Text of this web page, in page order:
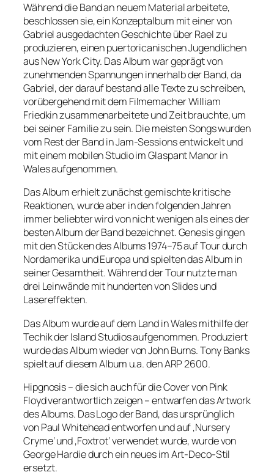
Während die Band an neuem Material arbeitete,
beschlossen sie, ein Konzeptalbum mit einer von
Gabriel ausgedachten Geschichte über Rael zu
produzieren, einen puertoricanischen Jugendlichen
aus New York City. Das Album war geprägt von
zunehmenden Spannungen innerhalb der Band, da
Gabriel, der darauf bestand alle Texte zu schreiben,
vorübergehend mit dem Filmemacher William
Friedkin zusammenarbeitete und Zeit brauchte, um
bei seiner Familie zu sein. Die meisten Songs wurden
vom Rest der Band in Jam-Sessions entwickelt und
mit einem mobilen Studio im Glaspant Manor in
Wales aufgenommen.
Das Album erhielt zunächst gemischte kritische
Reaktionen, wurde aber in den folgenden Jahren
immer beliebter wird von nicht wenigen als eines der
besten Album der Band bezeichnet. Genesis gingen
mit den Stücken des Albums 1974–75 auf Tour durch
Nordamerika und Europa und spielten das Album in
seiner Gesamtheit. Während der Tour nutzte man
drei Leinwände mit hunderten von Slides und
Lasereffekten.
Das Album wurde auf dem Land in Wales mithilfe der
Techik der Island Studios aufgenommen. Produziert
wurde das Album wieder von John Burns. Tony Banks
spielt auf diesem Album u.a. den ARP 2600.
Hipgnosis – die sich auch für die Cover von Pink
Floyd verantwortlich zeigen – entwarfen das Artwork
des Albums. Das Logo der Band, das ursprünglich
von Paul Whitehead entworfen und auf ‚Nursery
Cryme‘ und ‚Foxtrot‘ verwendet wurde, wurde von
George Hardie durch ein neues im Art-Deco-Stil
ersetzt.